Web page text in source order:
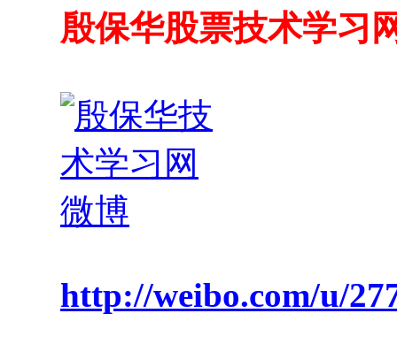
殷保华股票技术学习
http://weibo.com/u/